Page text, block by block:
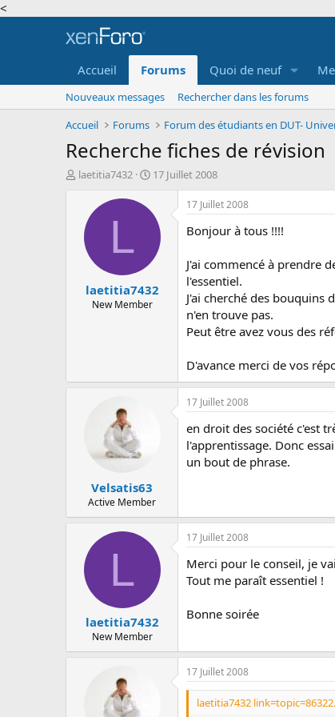
<
Accueil Forums Quoi de neuf
Nouveaux messages
Rechercher dans les forums
Accueil
Forums
Recherche fiches de révision
A
laetitia7432
D
e
d
b
u
17 Juillet 2008
L
laetitia7432
New Member
17 Juillet 2008
Bonjour à tous !!!!
J'ai commencé à prendre
l'essentiel.
J'ai cherché des bouquins
n'en trouve pas.
Peut être avez vous des
D'avance merci de vos
Velsatis63
Active Member
17 Juillet 2008
en droit des société c'est
l'apprentissage. Donc
un bout de phrase.
L
laetitia7432
New Member
17 Juillet 2008
Merci pour le conseil, je
Tout me paraît essentiel !
Bonne soirée
17 Juillet 2008
laetitia7432